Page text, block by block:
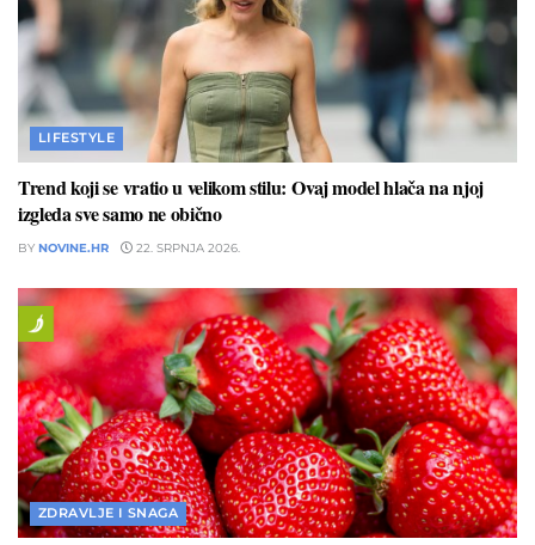
LIFESTYLE
Trend koji se vratio u velikom stilu: Ovaj model hlača na njoj
izgleda sve samo ne obično
BY NOVINE.HR 22. SRPNJA 2026.
ZDRAVLJE I SNAGA